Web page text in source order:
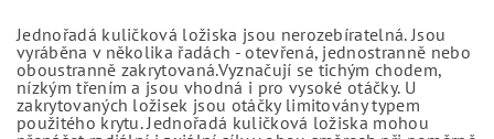
Jednořadá kuličková ložiska jsou nerozebíratelná. Jsou
vyráběna v několika řadách - otevřená, jednostranně nebo
oboustranně zakrytovaná.Vyznačují se tichým chodem,
nízkým třením a jsou vhodná i pro vysoké otáčky. U
zakrytovaných ložisek jsou otáčky limitovány typem
použitého krytu. Jednořadá kuličková ložiska mohou